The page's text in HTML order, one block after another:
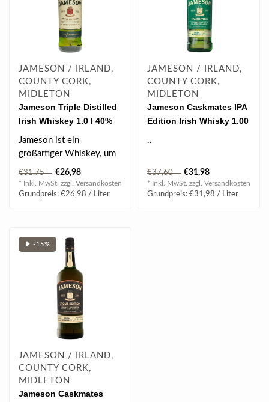
JAMESON / IRLAND,
COUNTY CORK,
MIDLETON
Jameson Triple Distilled
Irish Whiskey 1.0 l 40%
vol
Jameson ist ein
großartiger Whiskey, um
ihn pur zu genießen.
€31,75 €26,98
* Inkl. MwSt. zzgl. Versandkosten
Grundpreis: €26,98 / Liter
JAMESON / IRLAND,
COUNTY CORK,
MIDLETON
Jameson Caskmates IPA
Edition Irish Whisky 1.00
..
€37,60 €31,98
* Inkl. MwSt. zzgl. Versandkosten
Grundpreis: €31,98 / Liter
❥ -15%
JAMESON / IRLAND,
COUNTY CORK,
MIDLETON
Jameson Caskmates